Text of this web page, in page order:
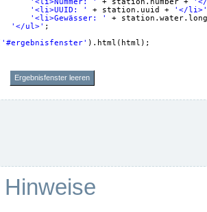
'<li>UUID: '
+ station.uuid +
'</li>'
'<li>Gewässer: '
+
'</ul>' ;
'#ergebnisfenster' ).html(html);
Ergebnisfenster leeren